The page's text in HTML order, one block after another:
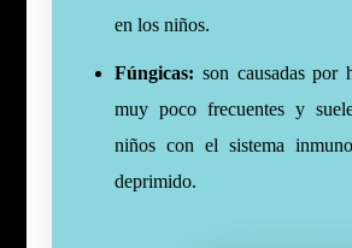
en los niños.
Fúngicas: son causadas por
muy poco frecuentes y
niños con el sistema
deprimido.